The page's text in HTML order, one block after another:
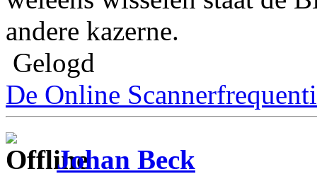
andere kazerne.
Gelogd
De Online
Johan Beck